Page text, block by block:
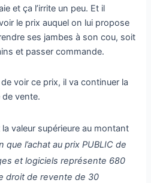
et ça l’irrite un peu. Et il
le prix auquel on lui propose
ses jambes à son cou, soit
et passer commande.
voir ce prix, il va continuer la
vente.
la valeur supérieure au montant
que l’achat au prix PUBLIC de
et logiciels représente 680
droit de revente de 30